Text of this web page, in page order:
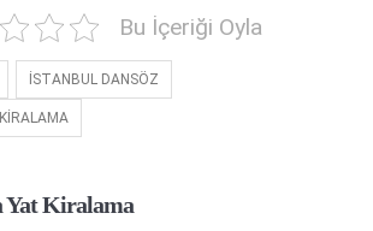
Bu İçeriği Oyla
İSTANBUL DANSÖZ
Yat Kiralama